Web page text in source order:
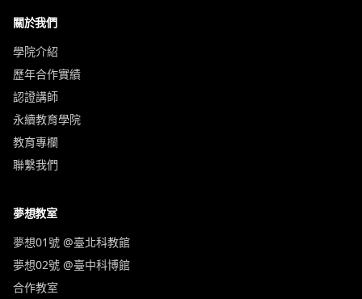
關於我們
學院介紹
歷年合作實績
認證講師
永續教育學院
教育專欄
聯繫我們
夢想教室
夢想01號 @臺北科教館
夢想02號 @臺中科博館
合作教室